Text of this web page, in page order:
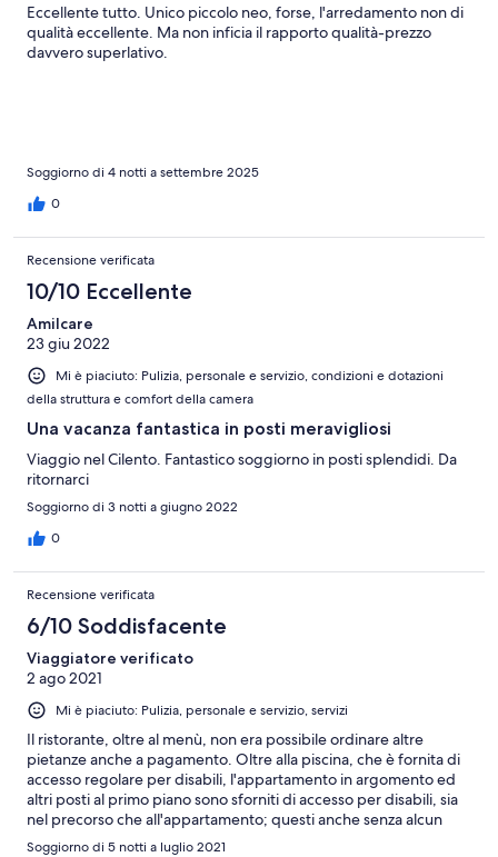
Eccellente tutto. Unico piccolo neo, forse, l'arredamento non di
qualità eccellente. Ma non inficia il rapporto qualità-prezzo
davvero superlativo.
Soggiorno di 4 notti a settembre 2025
0
Recensione verificata
10/10 Eccellente
Amilcare
23 giu 2022
Mi è piaciuto: Pulizia, personale e servizio, condizioni e dotazioni
della struttura e comfort della camera
Una vacanza fantastica in posti meravigliosi
Viaggio nel Cilento. Fantastico soggiorno in posti splendidi. Da
ritornarci
Soggiorno di 3 notti a giugno 2022
0
Recensione verificata
6/10 Soddisfacente
Viaggiatore verificato
2 ago 2021
Mi è piaciuto: Pulizia, personale e servizio, servizi
Il ristorante, oltre al menù, non era possibile ordinare altre
pietanze anche a pagamento. Oltre alla piscina, che è fornita di
accesso regolare per disabili, l'appartamento in argomento ed
altri posti al primo piano sono sforniti di accesso per disabili, sia
nel precorso che all'appartamento; questi anche senza alcun
riparo per la pioggia.
Soggiorno di 5 notti a luglio 2021